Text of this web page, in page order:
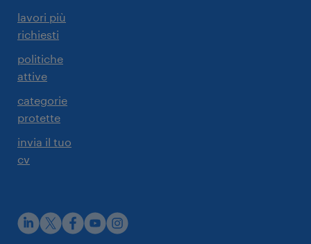
lavori più
richiesti
politiche
attive
categorie
protette
invia il tuo
cv